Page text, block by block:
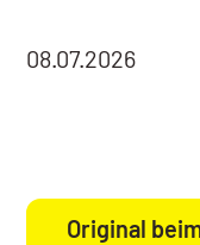
08.07.2026
Original